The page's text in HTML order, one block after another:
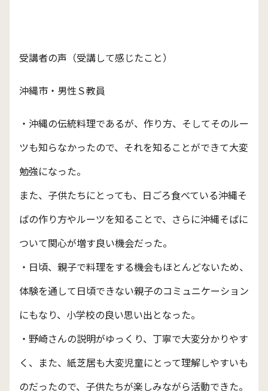
受講者の声（受講して感じたこと）
沖縄市・男性Ｓ教員
・沖縄の伝統料理であるが、作り方、そしてそのルー
ツも知らなかったので、それを知ることができて大変
勉強になった。
また、子供たちにとっても、日ごろ食べている沖縄そ
ばの作り方やルーツを知ることで、さらに沖縄そばに
ついて関心が増す良い機会だった。
・日頃、親子で料理をする機会もほとんどないため、
体験を通して日頃できない親子のコミュニケーション
にもなり、小学校の良い思い出となった。
・野崎さんの説明がゆっくり、丁寧で大変分かりやす
く、また、紙芝居も大変児童にとって理解しやすいも
のだったので、子供たちが楽しみながら活動できた。